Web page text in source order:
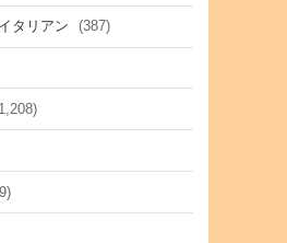
タリアン (387)